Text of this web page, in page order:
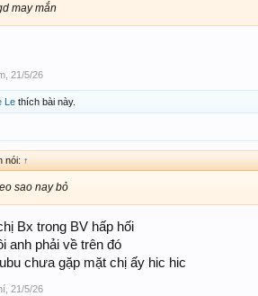
may mắn
21/5/26
Le thích bài này.
nói: ↑
sao nay bỏ
Bx trong BV hấp hối
anh phải về trên đó
chưa gặp mặt chị ấy hic hic
21/5/26